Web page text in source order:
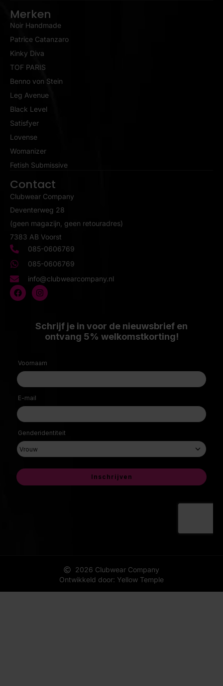
Merken
Noir Handmade
Patrice Catanzaro
Kinky Diva
TOF PARIS
Benno von Stein
Leg Avenue
Black Level
Satisfyer
Lovense
Womanizer
Fetish Submissive
Contact
Clubwear Company
Deventerweg 28
(geen magazijn, geen retouradres)
7383 AB Voorst
085-0606769
085-0606769
info@clubwearcompany.nl
2026 Clubwear Company
Ontwikkeld door: Yellow Temple